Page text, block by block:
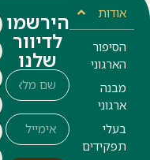
הירשמו
לדיוור
שלנו